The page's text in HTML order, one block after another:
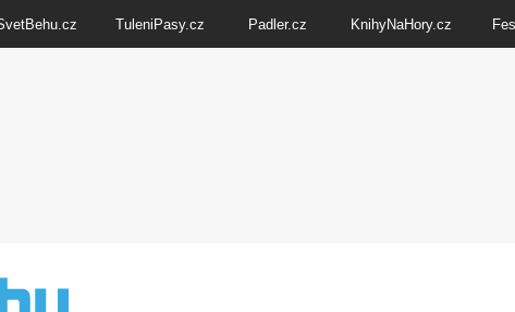
TuleniPasy.cz Padler.cz KnihyNaHory.cz